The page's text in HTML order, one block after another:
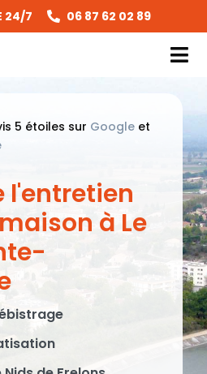
24/7 06 87 62 02 89
5 étoiles sur Googleet
l'entretien
à Le